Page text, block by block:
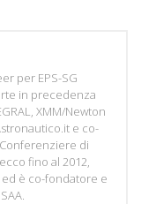
per EPS-SG
in precedenza
XMM/Newton
e co-
di
fino al 2012,
ed è co-fondatore e